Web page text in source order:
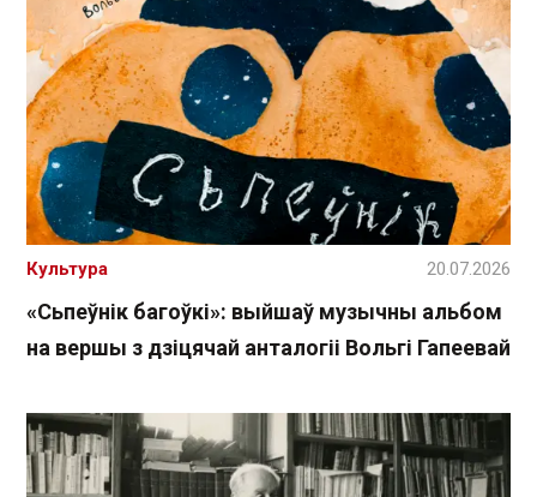
«Сьпеўнік багоўкі»: выйшаў музычны альбом
на вершы з дзіцячай анталогіі Вольгі Гапеевай
Культура 20.07.2026